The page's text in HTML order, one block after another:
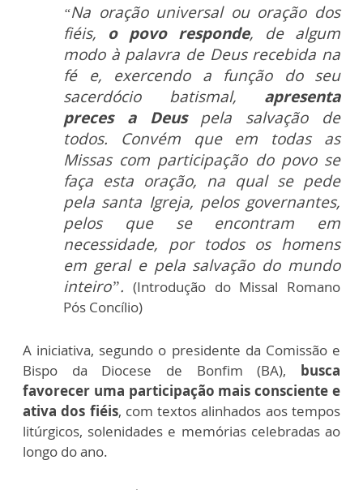
“Na oração universal ou oração dos
fiéis, o povo responde, de algum
modo à palavra de Deus recebida na
fé e, exercendo a função do seu
sacerdócio batismal, apresenta
preces a Deus pela salvação de
todos. Convém que em todas as
Missas com participação do povo se
faça esta oração, na qual se pede
pela santa Igreja, pelos governantes,
pelos que se encontram em
necessidade, por todos os homens
em geral e pela salvação do mundo
inteiro”. (Introdução do Missal Romano
Pós Concílio)
A iniciativa, segundo o presidente da Comissão e
Bispo da Diocese de Bonfim (BA), busca
favorecer uma participação mais consciente e
ativa dos fiéis, com textos alinhados aos tempos
litúrgicos, solenidades e memórias celebradas ao
longo do ano.